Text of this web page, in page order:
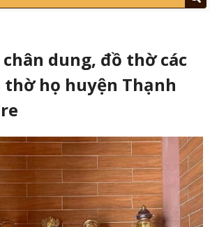
dung, đồ thờ các
họ huyện Thạnh